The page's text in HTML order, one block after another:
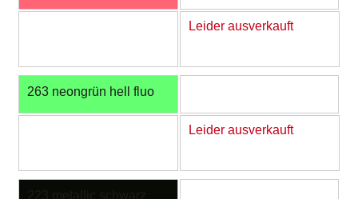
Leider ausverkauft
263 neongrün hell fluo
Leider ausverkauft